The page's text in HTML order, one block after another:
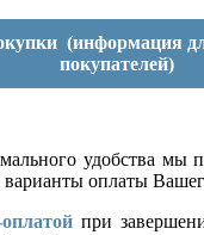
(информация
покупателей)
удобства мы
оплаты
при